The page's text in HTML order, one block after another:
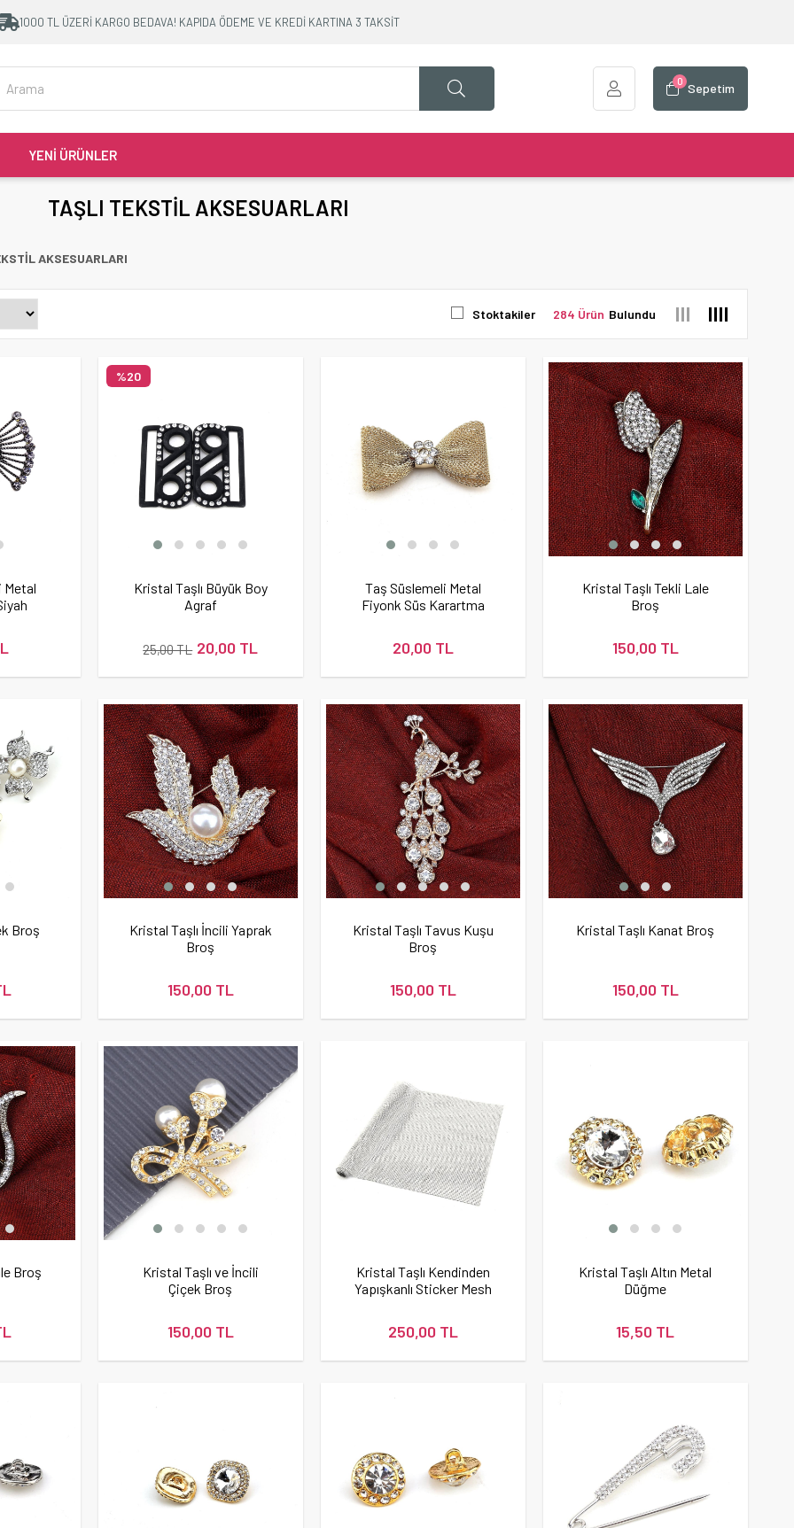
1000 TL ÜZERİ KARGO BEDAVA! KAPIDA ÖDEME VE KREDİ KARTINA 3 TAKSİT
Sepetim
0
YENİ ÜRÜNLER
TAŞLI TEKSTİL AKSESUARLARI
AKSESUARLARI
Stoktakiler 284 Ürün
Metal
Kristal Taşlı Büyük Boy
Agraf
20,00 TL
25,00 TL
%20
Taş Süslemeli Metal
Fiyonk Süs Karartma
20,00 TL
Kristal Taşlı Tekli Lale
Broş
150,00 TL
Broş
Kristal Taşlı İncili Yaprak
Broş
150,00 TL
Kristal Taşlı Tavus Kuşu
Broş
150,00 TL
Kristal Taşlı Kanat Broş
150,00 TL
Broş
Kristal Taşlı ve İncili
Çiçek Broş
150,00 TL
Kristal Taşlı Kendinden
Yapışkanlı Sticker Mesh
250,00 TL
Kristal Taşlı Altın Metal
Düğme
15,50 TL